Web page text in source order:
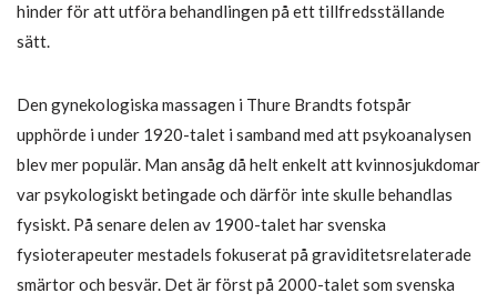
hinder för att utföra behandlingen på ett tillfredsställande
sätt.
Den gynekologiska massagen i Thure Brandts fotspår
upphörde i under 1920-talet i samband med att psykoanalysen
blev mer populär. Man ansåg då helt enkelt att kvinnosjukdomar
var psykologiskt betingade och därför inte skulle behandlas
fysiskt. På senare delen av 1900-talet har svenska
fysioterapeuter mestadels fokuserat på graviditetsrelaterade
smärtor och besvär. Det är först på 2000-talet som svenska